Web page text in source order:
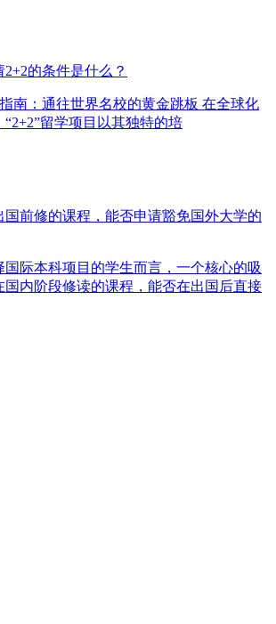
的条件是什么？
南：通往世界名校的黄金跳板 在全球化
留学项目以其独特的培
国前修的课程，能否申请豁免国外大学的
国际本科项目的学生而言，一个核心的吸
国内阶段修读的课程，能否在出国后直接